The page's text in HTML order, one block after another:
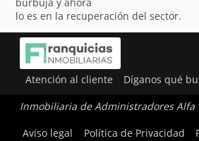
lo es en la recuperación del sector.
Atención al cliente Díganos qué
Inmobiliaria de Administradores Alfa
Aviso legal
Política de Privacidad